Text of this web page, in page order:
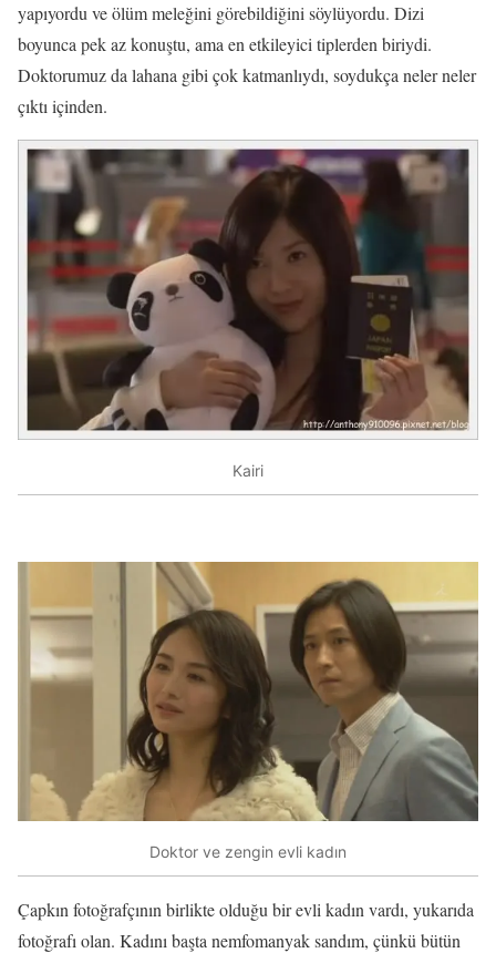
yapıyordu ve ölüm meleğini görebildiğini söylüyordu. Dizi
boyunca pek az konuştu, ama en etkileyici tiplerden biriydi.
Doktorumuz da lahana gibi çok katmanlıydı, soydukça neler neler
çıktı içinden.
Kairi
Doktor ve zengin evli kadın
Çapkın fotoğrafçının birlikte olduğu bir evli kadın vardı, yukarıda
fotoğrafı olan. Kadını başta nemfomanyak sandım, çünkü bütün